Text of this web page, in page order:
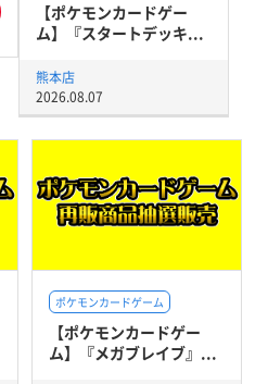
【ポケモンカードゲー
ム】『スタートデッキ...
熊本店
2026.08.07
ポケモンカードゲーム
【ポケモンカードゲー
ム】『メガブレイブ』...